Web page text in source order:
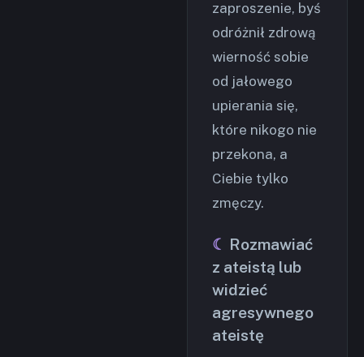
zaproszenie, byś
odróżnił zdrową
wierność sobie
od jałowego
upierania się,
które nikogo nie
przekona, a
Ciebie tylko
zmęczy.
Rozmawiać
z ateistą lub
widzieć
agresywnego
ateistę